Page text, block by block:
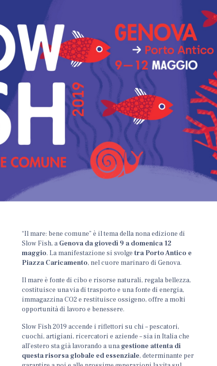
“Il mare: bene comune” è il tema della nona edizione di
Slow Fish, a Genova da giovedì 9 a domenica 12
maggio. La manifestazione si svolgetra Porto Antico e
Piazza Caricamento, nel cuore marinaro di Genova.
Il mare è fonte di cibo e risorse naturali, regala bellezza,
costituisce una via di trasporto e una fonte di energia,
immagazzina CO2 e restituisce ossigeno, offre a molti
opportunità di lavoro e benessere.
Slow Fish 2019 accende i riflettori su chi – pescatori,
cuochi, artigiani, ricercatori e aziende – sia in Italia che
all’estero sta già lavorando a unagestione attenta di
questa risorsa globale ed essenziale, determinante per